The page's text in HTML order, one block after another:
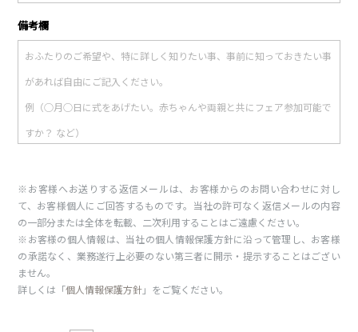
備考欄
※お客様へお送りする返信メールは、お客様からのお問い合わせに対し
て、お客様個人にご回答するものです。当社の許可なく返信メールの内容
の一部分または全体を転載、二次利用することはご遠慮ください。
※お客様の個人情報は、当社の個人情報保護方針に沿って管理し、お客様
の承諾なく、業務遂行上必要のない第三者に開示・提示することはござい
ません。
詳しくは「個人情報保護方針」をご覧ください。